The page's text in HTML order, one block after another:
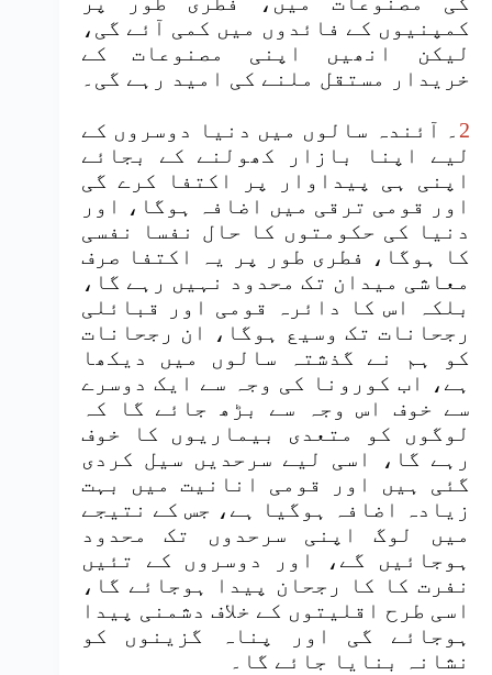
کمپنیوں کے فائدوں میں کمی آئے گی،
لیکن انھیں اپنی مصنوعات کے
خریدار مستقل ملنے کی امید رہے گی۔
2 ۔ آئندہ سالوں میں دنیا دوسروں کے
لیے اپنا بازار کھولنے کے بجائے
اپنی ہی پیداوار پر اکتفا کرے گی
اور قومی ترقی میں اضافہ ہوگا، اور
دنیا کی حکومتوں کا حال نفسا نفسی
کا ہوگا، فطری طور پر یہ اکتفا صرف
معاشی میدان تک محدود نہیں رہے گا،
بلکہ اس کا دائرہ قومی اور قبائلی
رجحانات تک وسیع ہوگا، ان رجحانات
کو ہم نے گذشتہ سالوں میں دیکھا
ہے، اب کورونا کی وجہ سے ایک دوسرے
سے خوف اس وجہ سے بڑھ جائے گا کہ
لوگوں کو متعدی بیماریوں کا خوف
رہے گا، اسی لیے سرحدیں سیل کردی
گئی ہیں اور قومی انانیت میں بہت
زیادہ اضافہ ہوگیا ہے، جس کے نتیجے
میں لوگ اپنی سرحدوں تک محدود
ہوجائیں گے، اور دوسروں کے تئیں
نفرت کا کا رجحان پیدا ہوجائے گا،
اسی طرح اقلیتوں کے خلاف دشمنی پیدا
ہوجائے گی اور پناہ گزینوں کو
نشانہ بنایا جائے گا۔